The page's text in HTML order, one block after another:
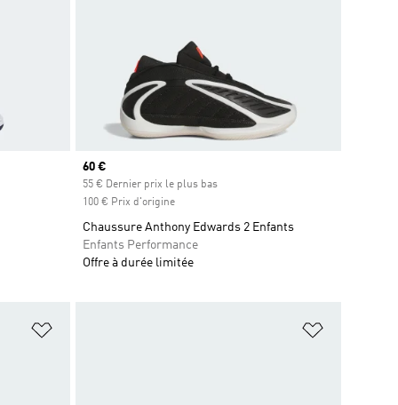
Prix actuel
60 €
55 € Dernier prix le plus bas
100 € Prix d'origine
Chaussure Anthony Edwards 2 Enfants
Enfants Performance
Offre à durée limitée